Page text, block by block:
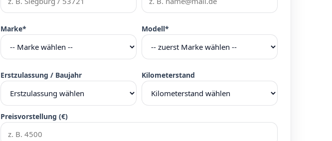
Marke* Modell*
Erstzulassung / Baujahr Kilometerstand
Preisvorstellung (€)